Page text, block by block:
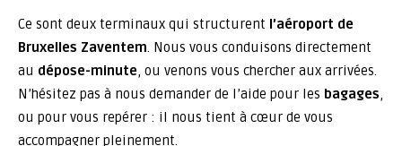
Ce sont deux terminaux qui structurent l’aéroport de
Bruxelles Zaventem. Nous vous conduisons directement
au dépose-minute, ou venons vous chercher aux arrivées.
N’hésitez pas à nous demander de l’aide pour les bagages,
ou pour vous repérer : il nous tient à cœur de vous
accompagner pleinement.